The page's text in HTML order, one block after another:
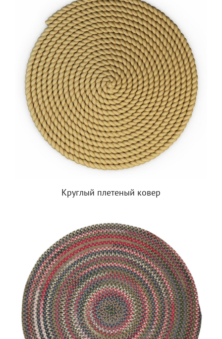
Круглый плетеный ковер